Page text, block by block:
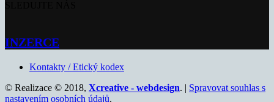
INZERCE
Kontakty / Etický kodex
© Realizace © 2018, Xcreative - webdesign. | Spravovat souhlas s
nastavením osobních údajů.